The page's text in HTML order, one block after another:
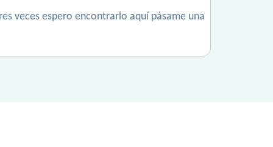
veces espero encontrarlo aquí pásame una